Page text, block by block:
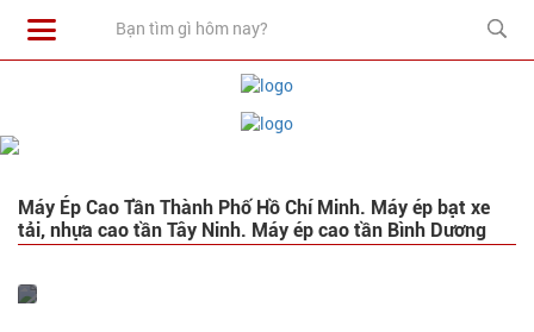
Máy Ép Cao Tần Thành Phố Hồ Chí Minh. Máy ép bạt xe
tải, nhựa cao tần Tây Ninh. Máy ép cao tần Bình Dương